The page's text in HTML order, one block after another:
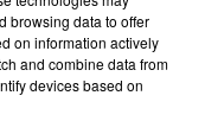
browsing data to offer
on information actively
and combine data from
devices based on